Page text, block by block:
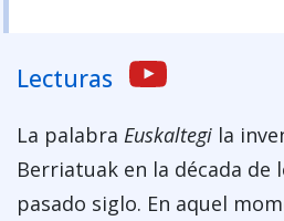
Lecturas
La palabra Euskaltegi la
Berriatuak en la década de
pasado siglo. En aquel